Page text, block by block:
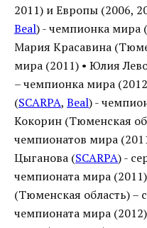
2011) и Европы (2006,
Beal) - чемпионка мира
Мария Красавина
мира (2011) • Юлия
– чемпионка мира
(SCARPA, Beal) -
Кокорин (Тюменская
чемпионатов мира
Цыганова (SCARPA) -
чемпионата мира
(Тюменская область) –
чемпионата мира